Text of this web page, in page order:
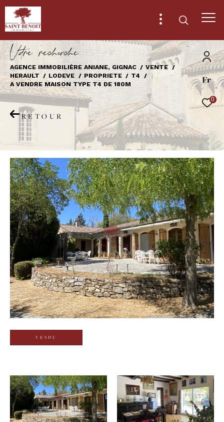
Fr
0
Vore recece
AGENCE IMMOBILIÈRE ANIANE, GIGNAC
VENTE
HERAULT
LODEVE PROPRIETE
T4
A VENDRE MAISON TYPE T4 DE 180M
RETOUR
VENDU
Effectuer une recherche
et trouver le bien qui correspond à vos
critères
Type
d'offre
Vente
Type
de
bien
Type de bien
Ville
Budget
Surface
Surface
Pièces
Référence
AFFINER LES CRITÈRES
TERRASSE PARKING PISCINE